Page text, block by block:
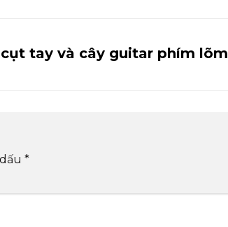
cụt tay và cây guitar phím lõm
*